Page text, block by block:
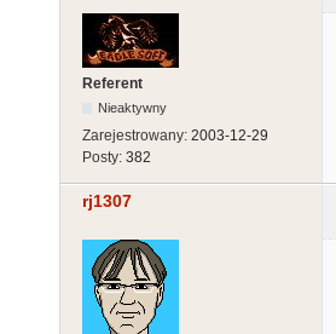
Referent
Nieaktywny
Zarejestrowany: 2003-12-29
Posty: 382
rj1307